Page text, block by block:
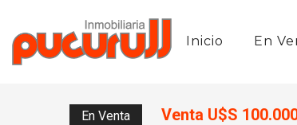
Inicio En
En Venta Venta U$S